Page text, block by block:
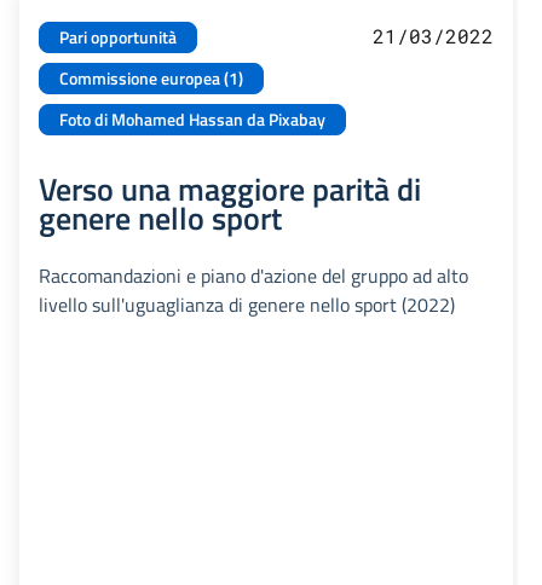
Pari opportunità
Commissione europea (1)
Foto di Mohamed Hassan da Pixabay
21/03/2022
Verso una maggiore parità di
genere nello sport
Raccomandazioni e piano d'azione del gruppo ad alto
livello sull'uguaglianza di genere nello sport (2022)